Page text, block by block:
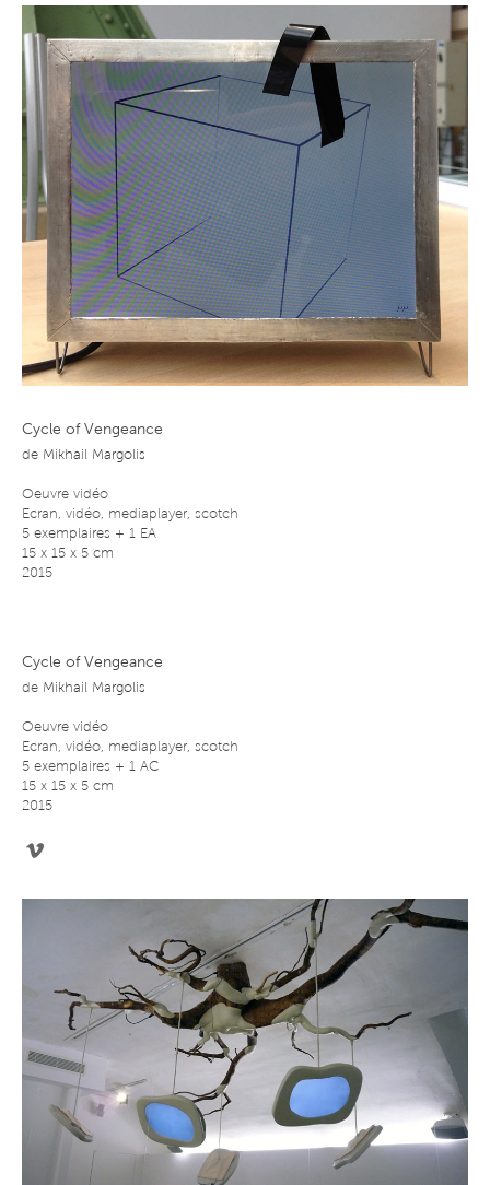
Cycle of Vengeance
de Mikhail Margolis
Oeuvre vidéo
Ecran, vidéo, mediaplayer, scotch
5 exemplaires + 1 EA
15 x 15 x 5 cm
2015
Cycle of Vengeance
de Mikhail Margolis
Oeuvre vidéo
Ecran, vidéo, mediaplayer, scotch
5 exemplaires + 1 AC
15 x 15 x 5 cm
2015